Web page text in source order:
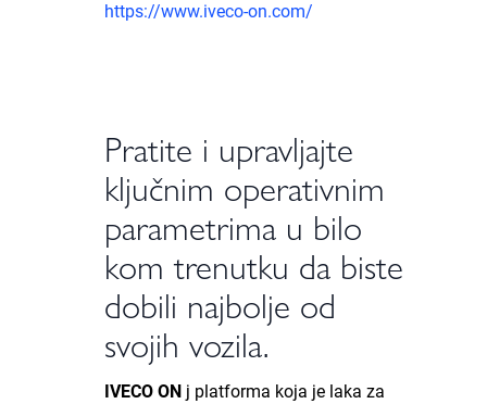
https://www.iveco-on.com/
Pratite i upravljajte
ključnim operativnim
parametrima u bilo
kom trenutku da biste
dobili najbolje od
svojih vozila.
IVECO ON j platforma koja je laka za